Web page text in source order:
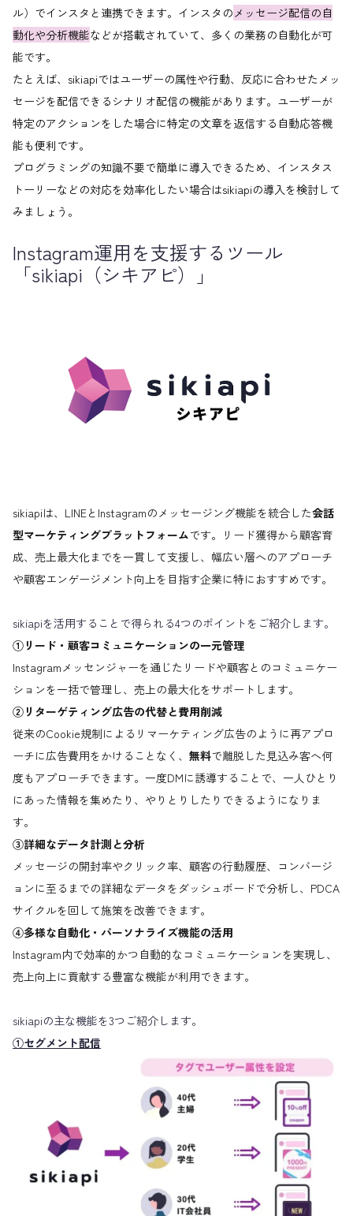
ル）でインスタと連携できます。インスタのメッセージ配信の自
動化や分析機能などが搭載されていて、多くの業務の自動化が可
能です。
たとえば、sikiapiではユーザーの属性や行動、反応に合わせたメッ
セージを配信できるシナリオ配信の機能があります。ユーザーが
特定のアクションをした場合に特定の文章を返信する自動応答機
能も便利です。
プログラミングの知識不要で簡単に導入できるため、インスタス
トーリーなどの対応を効率化したい場合はsikiapiの導入を検討して
みましょう。
Instagram運用を支援するツール
「sikiapi（シキアピ）」
sikiapiは、LINEとInstagramのメッセージング機能を統合した会話
型マーケティングプラットフォームです。リード獲得から顧客育
成、売上最大化までを一貫して支援し、幅広い層へのアプローチ
や顧客エンゲージメント向上を目指す企業に特におすすめです。
sikiapiを活用することで得られる4つのポイントをご紹介します。
①リード・顧客コミュニケーションの一元管理
Instagramメッセンジャーを通じたリードや顧客とのコミュニケー
ションを一括で管理し、売上の最大化をサポートします。
②リターゲティング広告の代替と費用削減
従来のCookie規制によるリマーケティング広告のように再アプロ
ーチに広告費用をかけることなく、 無料で離脱した見込み客へ何
度もアプローチできます。一度DMに誘導することで、一人ひとり
にあった情報を集めたり、やりとりしたりできるようになりま
す。
③詳細なデータ計測と分析
メッセージの開封率やクリック率、顧客の行動履歴、コンバージ
ョンに至るまでの詳細なデータをダッシュボードで分析し、PDCA
サイクルを回して施策を改善できます。
④多様な自動化・パーソナライズ機能の活用
Instagram内で効率的かつ自動的なコミュニケーションを実現し、
売上向上に貢献する豊富な機能が利用できます。
sikiapiの主な機能を3つご紹介します。
①セグメント配信